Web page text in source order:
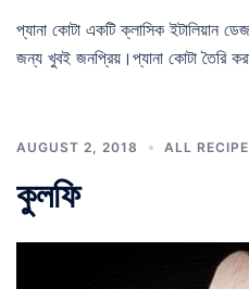
প্যানা কোটা একটি ক্লাসিক ইটালিয়ান
জন্য খুবই জনপ্রিয়।প্যানা কোটা তৈরি
AUGUST 2, 2018 ALL
কুলফি